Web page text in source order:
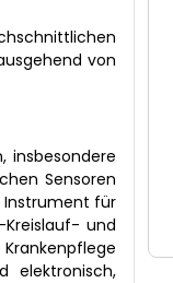
von
insbesondere
Sensoren
Instrument für
Kreislauf- und
elektronisch,